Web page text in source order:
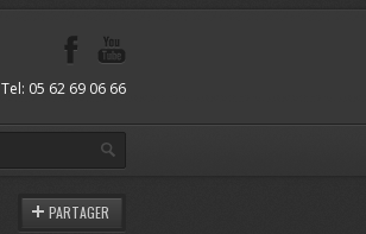
Tel: 05 62 69 06 66
PARTAGER